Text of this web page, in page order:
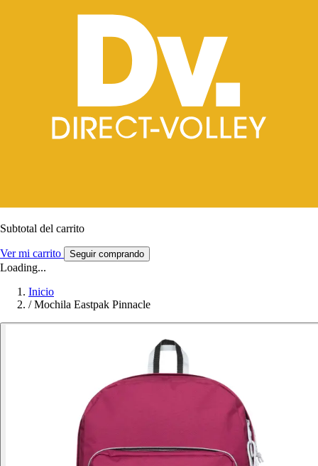
Subtotal del carrito
Ver mi carrito Seguir comprando
Loading...
Inicio
/ Mochila Eastpak Pinnacle